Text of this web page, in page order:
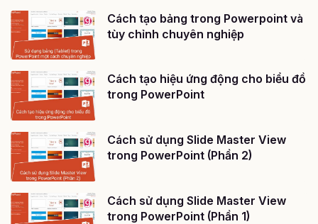
Cách tạo bảng trong Powerpoint và
tùy chỉnh chuyên nghiệp
Cách tạo hiệu ứng động cho biểu đồ
trong PowerPoint
Cách sử dụng Slide Master View
trong PowerPoint (Phần 2)
Cách sử dụng Slide Master View
trong PowerPoint (Phần 1)